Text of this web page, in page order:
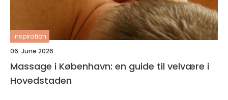
inspiration
06. June 2026
Massage i København: en guide til velvære i
Hovedstaden